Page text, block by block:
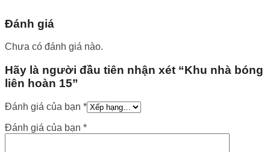
Đánh giá
Chưa có đánh giá nào.
Hãy là người đầu tiên nhận xét “Khu nhà bóng
liên hoàn 15”
Đánh giá của bạn *
Đánh giá của bạn *